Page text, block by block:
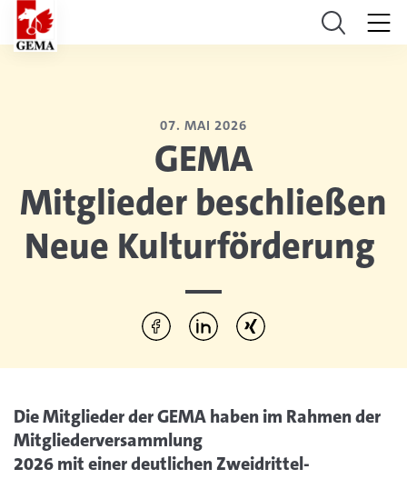
07. MAI 2026
GEMA
Mitglieder beschließen
Neue Kulturförderung
Diesen Artikel teilen: Per Facebook teilen
Per LinkedIn teilen
Per Xing teilen
Die Mitglieder der GEMA haben im Rahmen der
Mitgliederversammlung
2026 mit einer deutlichen Zweidrittel-